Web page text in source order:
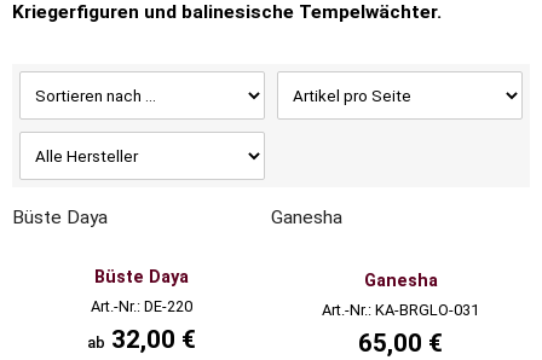
Kriegerfiguren und balinesische Tempelwächter.
Büste Daya
Büste Daya
Art.-Nr.: DE-220
ab 32,00 €
Ganesha
Ganesha
Art.-Nr.: KA-BRGLO-031
65,00 €